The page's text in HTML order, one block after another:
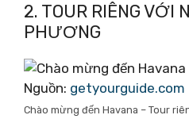
2. TOUR RIÊNG VỚI
PHƯƠNG
Nguồn: getyourguide.com
Chào mừng đến Havana – Tour